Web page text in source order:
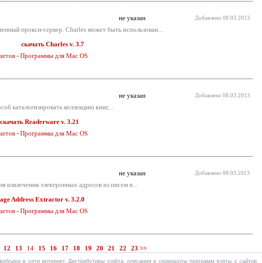
не указан Добавлено 08.03.2013
прокси-сервер. Charles может быть использован...
скачать Charles v. 3.7
- Программы для Mac OS
не указан Добавлено 08.03.2013
каталогизировать коллекцию книг,...
скачать Readerware v. 3.21
- Программы для Mac OS
не указан Добавлено 08.03.2013
извлечения электронных адресов из писем в...
Address Extractor v. 3.2.0
- Программы для Mac OS
12 13 14 15 16 17 18 19 20 21 22 23 >>
в сети интернет. Дистрибутивы софта, описания и скриншоты программ взяты с сайтов